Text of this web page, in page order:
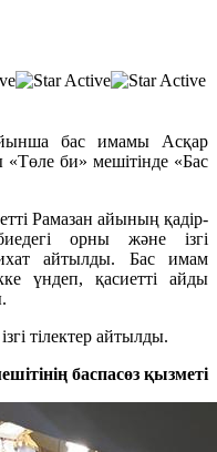
бас имамы Асқар
«Төле би» мешітінде «Бас
Рамазан айының қадір-
орны және ізгі
айтылды. Бас имам
үндеп, қасиетті айды
тілектер айтылды.
баспасөз қызметі